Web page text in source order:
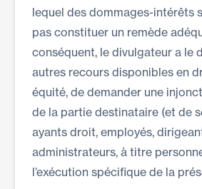
lequel des dommages-intérêts
pas constituer un remède
conséquent, le divulgateur a le
autres recours disponibles en
équité, de demander une
de la partie destinataire (et de
ayants droit, employés,
administrateurs, à titre
l’exécution spécifique de la